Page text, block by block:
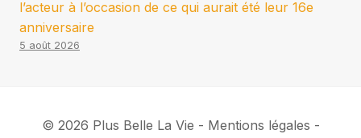
l’acteur à l’occasion de ce qui aurait été leur 16e
anniversaire
5 août 2026
© 2026 Plus Belle La Vie - Mentions légales -